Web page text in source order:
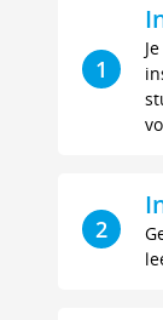
1
2